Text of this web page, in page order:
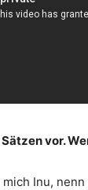
vor.
Inu,